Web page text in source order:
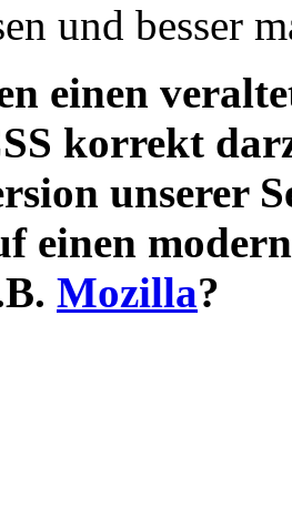
und besser
einen
korrekt
unserer
einen
Mozilla?